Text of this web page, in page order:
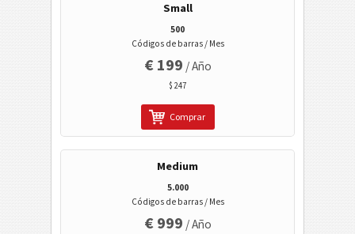
Data Matrix
Código Wi-Fi
Small
500
Códigos de barras / Mes
€ 199 / Año
$ 247
Comprar
Medium
5.000
Códigos de barras / Mes
€ 999 / Año